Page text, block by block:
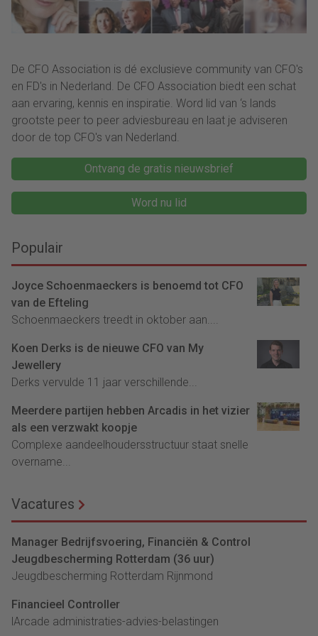
De CFO Association is dé exclusieve community van CFO's
en FD's in Nederland. De CFO Association biedt een schat
aan ervaring, kennis en inspiratie. Word lid van ‘s lands
grootste peer to peer adviesbureau en laat je adviseren
door de top CFO's van Nederland.
Ontvang de gratis nieuwsbrief
Word nu lid
Populair
Joyce Schoenmaeckers is benoemd tot CFO
van de Efteling
Schoenmaeckers treedt in oktober aan....
Koen Derks is de nieuwe CFO van My
Jewellery
Derks vervulde 11 jaar verschillende...
Meerdere partijen hebben Arcadis in het vizier
als een verzwakt koopje
Complexe aandeelhoudersstructuur staat snelle
overname...
Vacatures
Manager Bedrijfsvoering, Financiën & Control
Jeugdbescherming Rotterdam (36 uur)
Jeugdbescherming Rotterdam Rijnmond
Financieel Controller
lArcade administraties-advies-belastingen